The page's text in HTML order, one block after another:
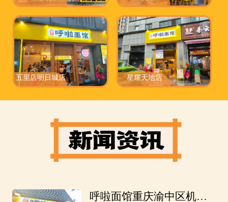
五里店明日城店 星耀天地店
呼啦面馆重庆渝中区机电